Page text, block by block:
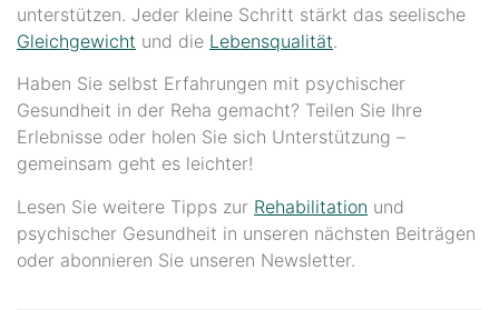
unterstützen. Jeder kleine Schritt stärkt das seelische
Gleichgewicht und die Lebensqualität.
Haben Sie selbst Erfahrungen mit psychischer
Gesundheit in der Reha gemacht? Teilen Sie Ihre
Erlebnisse oder holen Sie sich Unterstützung –
gemeinsam geht es leichter!
Lesen Sie weitere Tipps zur Rehabilitation und
psychischer Gesundheit in unseren nächsten Beiträgen
oder abonnieren Sie unseren Newsletter.